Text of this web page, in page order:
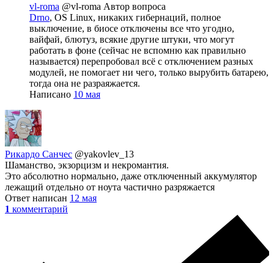
vl-roma @vl-roma Автор вопроса
Drno, OS Linux, никаких гибернаций, полное
выключение, в биосе отключены все что угодно,
вайфай, блютуз, всякие другие штуки, что могут
работать в фоне (сейчас не вспомню как правильно
называется) перепробовал всё с отключением разных
модулей, не помогает ни чего, только вырубить батарею,
тогда она не разраяжается.
Написано 10 мая
Рикардо Санчес @yakovlev_13
Шаманство, экзорцизм и некромантия.
Это абсолютно нормально, даже отключенный аккумулятор
лежащий отдельно от ноута частично разряжается
Ответ написан 12 мая
1 комментарий